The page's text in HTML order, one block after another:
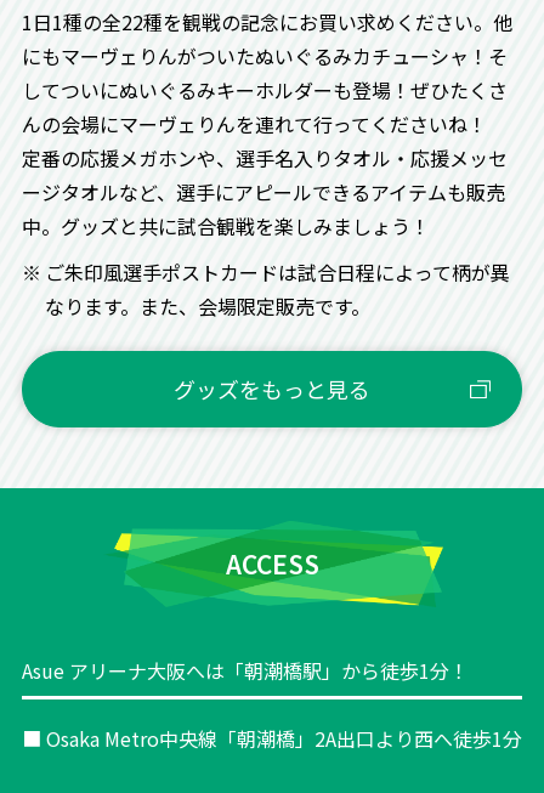
サインボールの投げ込み
1日1種の全22種を観戦の記念にお買い求めください。他
にもマーヴェりんがついたぬいぐるみカチューシャ！そ
してついにぬいぐるみキーホルダーも登場！ぜひたくさ
んの会場にマーヴェりんを連れて行ってくださいね！
定番の応援メガホンや、選手名入りタオル・応援メッセ
ージタオルなど、選手にアピールできるアイテムも販売
中。グッズと共に試合観戦を楽しみましょう！
ご朱印風選手ポストカードは試合日程によって柄が異
なります。また、会場限定販売です。
グッズをもっと見る
ACCESS
Asue アリーナ大阪へは「朝潮橋駅」から徒歩1分！
■ Osaka Metro中央線「朝潮橋」2A出口より西へ徒歩1分